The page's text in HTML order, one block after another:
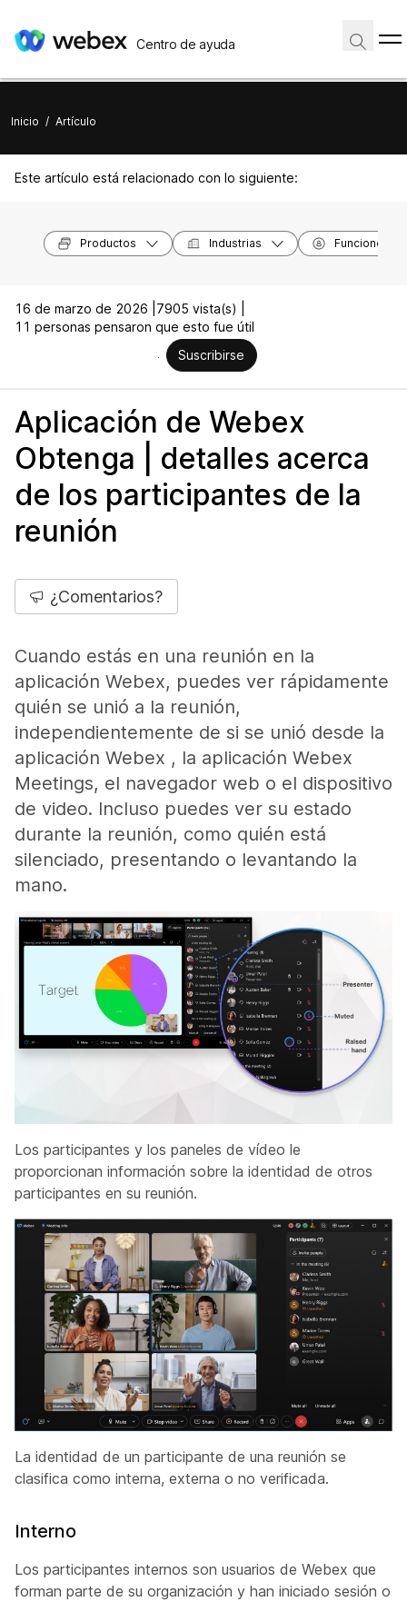
Centro de ayuda
Inicio / Artículo
Este artículo está relacionado con lo siguiente:
Productos Industrias Funciones
16 de marzo de 2026 | 7905 vista(s) |
11 personas pensaron que esto fue útil
Suscribirse
Aplicación de Webex
Obtenga | detalles acerca
de los participantes de la
reunión
¿Comentarios?
Cuando estás en una reunión en la
aplicación Webex, puedes ver rápidamente
quién se unió a la reunión,
independientemente de si se unió desde la
aplicación Webex , la aplicación Webex
Meetings, el navegador web o el dispositivo
de video. Incluso puedes ver su estado
durante la reunión, como quién está
silenciado, presentando o levantando la
mano.
Los participantes y los paneles de vídeo le
proporcionan información sobre la identidad de otros
participantes en su reunión.
La identidad de un participante de una reunión se
clasifica como interna, externa o no verificada.
Interno
Los participantes internos son usuarios de Webex que
forman parte de su organización y han iniciado sesión o